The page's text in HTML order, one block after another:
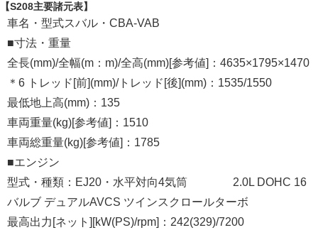
【S208主要諸元表】
車名・型式スバル・CBA-VAB
■寸法・重量
全長(mm)/全幅(m：m)/全高(mm)[参考値]：4635×1795×1470
＊6 トレッド[前](mm)/トレッド[後](mm)：1535/1550
最低地上高(mm)：135
車両重量(kg)[参考値]：1510
車両総重量(kg)[参考値]：1785
■エンジン
型式・種類：EJ20・水平対向4気筒 2.0L DOHC 16
バルブ デュアルAVCS ツインスクロールターボ
最高出力[ネット][kW(PS)/rpm]：242(329)/7200